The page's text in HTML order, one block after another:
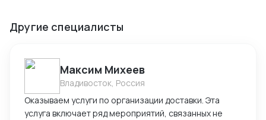
Другие специалисты
Максим Михеев
Владивосток, Россия
Оказываем услуги по организации доставки. Эта
услуга включает ряд мероприятий, связанных не